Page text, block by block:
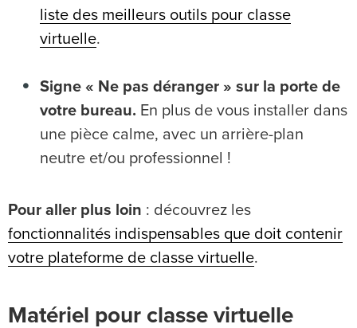
liste des meilleurs outils pour classe
virtuelle.
Signe « Ne pas déranger » sur la porte de
votre bureau. En plus de vous installer dans
une pièce calme, avec un arrière-plan
neutre et/ou professionnel !
Pour aller plus loin : découvrez les
fonctionnalités indispensables que doit contenir
votre plateforme de classe virtuelle.
Matériel pour classe virtuelle